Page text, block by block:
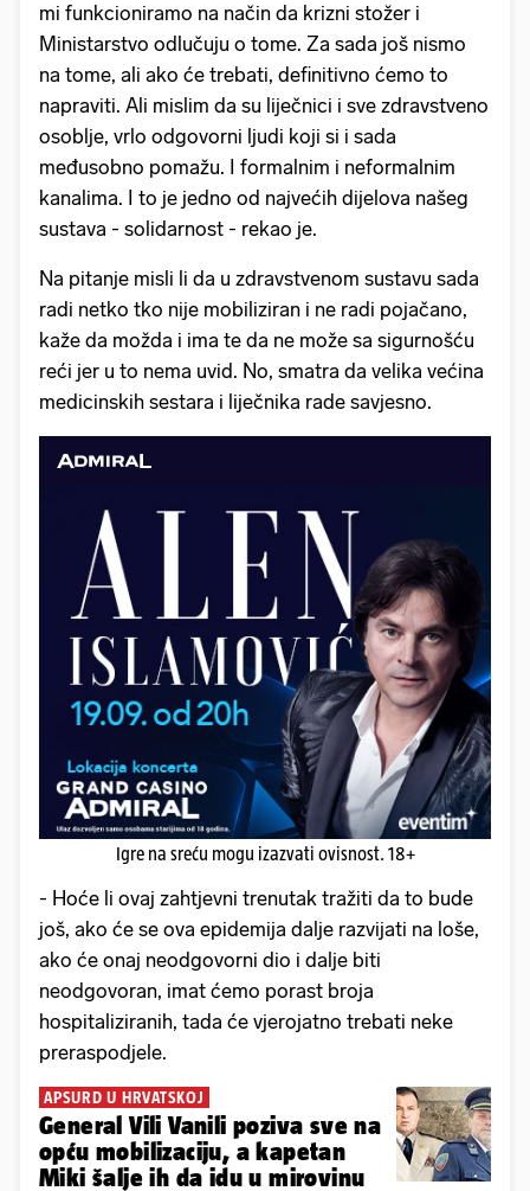
mi funkcioniramo na način da krizni stožer i
Ministarstvo odlučuju o tome. Za sada još nismo
na tome, ali ako će trebati, definitivno ćemo to
napraviti. Ali mislim da su liječnici i sve zdravstveno
osoblje, vrlo odgovorni ljudi koji si i sada
međusobno pomažu. I formalnim i neformalnim
kanalima. I to je jedno od najvećih dijelova našeg
sustava - solidarnost - rekao je.
Na pitanje misli li da u zdravstvenom sustavu sada
radi netko tko nije mobiliziran i ne radi pojačano,
kaže da možda i ima te da ne može sa sigurnošću
reći jer u to nema uvid. No, smatra da velika većina
medicinskih sestara i liječnika rade savjesno.
Igre na sreću mogu izazvati ovisnost. 18+
- Hoće li ovaj zahtjevni trenutak tražiti da to bude
još, ako će se ova epidemija dalje razvijati na loše,
ako će onaj neodgovorni dio i dalje biti
neodgovoran, imat ćemo porast broja
hospitaliziranih, tada će vjerojatno trebati neke
preraspodjele.
APSURD U HRVATSKOJ
General Vili Vanili poziva sve na
opću mobilizaciju, a kapetan
Miki šalje ih da idu u mirovinu